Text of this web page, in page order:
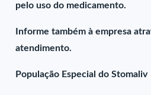
pelo uso do medicamento.
Informe também à empresa
atendimento.
População Especial do Stomaliv